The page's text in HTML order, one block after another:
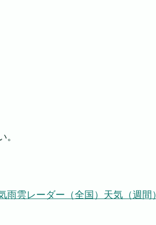
雨雲レーダー（全国） 天気（週間）